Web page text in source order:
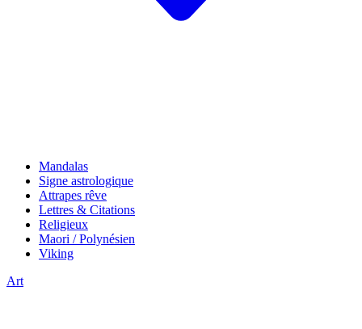
Mandalas
Signe astrologique
Attrapes rêve
Lettres & Citations
Religieux
Maori / Polynésien
Viking
Art